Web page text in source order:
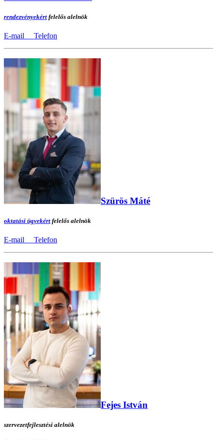
rendezvényekért felelős alelnök
E-mail Telefon
Szürös Máté
oktatási ügyekért felelős alelnök
E-mail Telefon
Fejes István
szervezetfejlesztési alelnök